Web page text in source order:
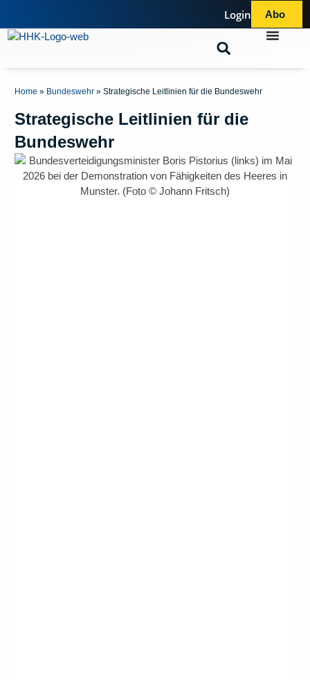
Login Abo
Home » Bundeswehr »Strategische Leitlinien für die Bundeswehr
Strategische Leitlinien für die
Bundeswehr